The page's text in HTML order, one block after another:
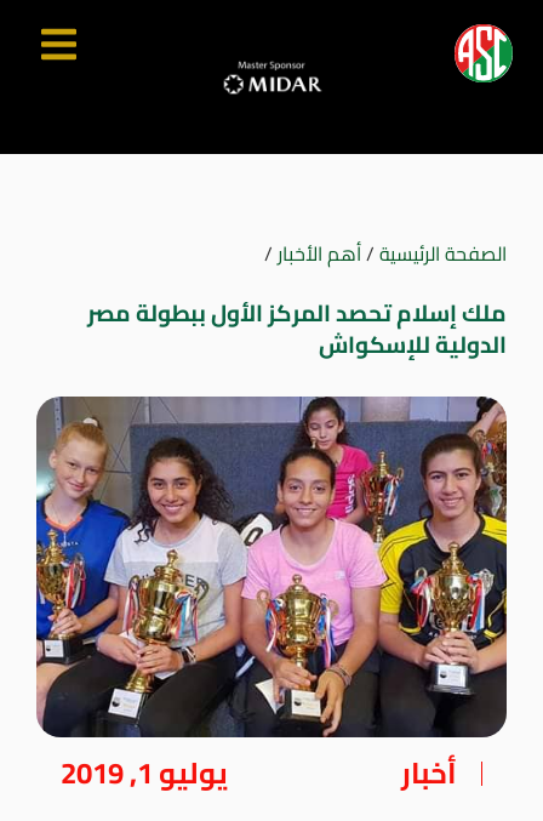
الصفحة الرئيسية/أهم الأخبار/
ملك إسلام تحصد المركز الأول ببطولة مصر
الدولية للإسكواش
أخبار يوليو 1, 2019